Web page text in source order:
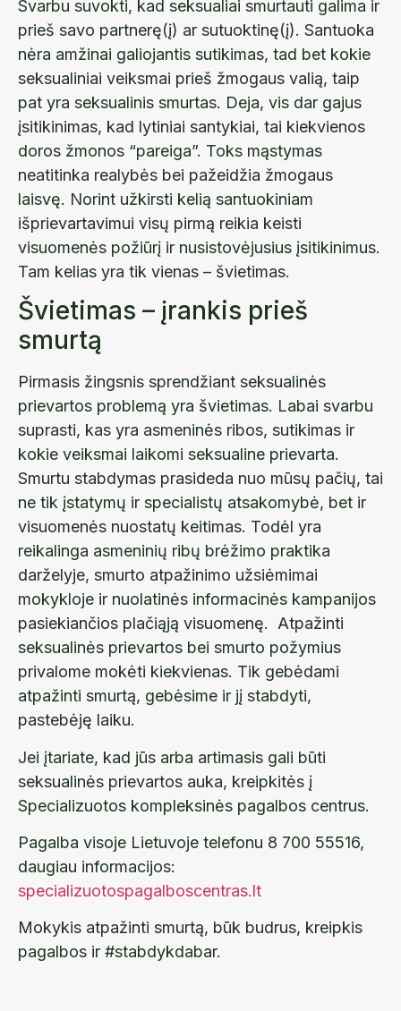
Svarbu suvokti, kad seksualiai smurtauti galima ir
prieš savo partnerę(į) ar sutuoktinę(į). Santuoka
nėra amžinai galiojantis sutikimas, tad bet kokie
seksualiniai veiksmai prieš žmogaus valią, taip
pat yra seksualinis smurtas. Deja, vis dar gajus
įsitikinimas, kad lytiniai santykiai, tai kiekvienos
doros žmonos “pareiga”. Toks mąstymas
neatitinka realybės bei pažeidžia žmogaus
laisvę. Norint užkirsti kelią santuokiniam
išprievartavimui visų pirmą reikia keisti
visuomenės požiūrį ir nusistovėjusius įsitikinimus.
Tam kelias yra tik vienas – švietimas.
Švietimas – įrankis prieš
smurtą
Pirmasis žingsnis sprendžiant seksualinės
prievartos problemą yra švietimas. Labai svarbu
suprasti, kas yra asmeninės ribos, sutikimas ir
kokie veiksmai laikomi seksualine prievarta.
Smurtu stabdymas prasideda nuo mūsų pačių, tai
ne tik įstatymų ir specialistų atsakomybė, bet ir
visuomenės nuostatų keitimas. Todėl yra
reikalinga asmeninių ribų brėžimo praktika
darželyje, smurto atpažinimo užsiėmimai
mokykloje ir nuolatinės informacinės kampanijos
pasiekiančios plačiąją visuomenę. Atpažinti
seksualinės prievartos bei smurto požymius
privalome mokėti kiekvienas. Tik gebėdami
atpažinti smurtą, gebėsime ir jį stabdyti,
pastebėję laiku.
Jei įtariate, kad jūs arba artimasis gali būti
seksualinės prievartos auka, kreipkitės į
Specializuotos kompleksinės pagalbos centrus.
Pagalba visoje Lietuvoje telefonu 8 700 55516,
daugiau informacijos:
specializuotospagalboscentras.lt
Mokykis atpažinti smurtą, būk budrus, kreipkis
pagalbos ir #stabdykdabar.